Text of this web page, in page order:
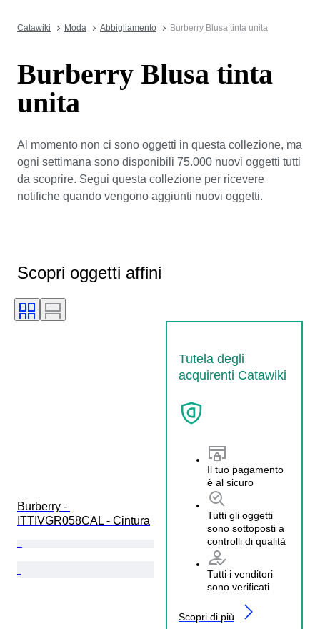
Catawiki Moda Abbigliamento Burberry Blusa tinta unita
Burberry Blusa tinta
unita
Al momento non ci sono oggetti in questa collezione, ma
ogni settimana sono disponibili 75.000 nuovi oggetti tutti
da scoprire. Segui questa collezione per ricevere
notifiche quando vengono aggiunti nuovi oggetti.
Scopri oggetti affini
Tutela degli
acquirenti Catawiki
Il tuo pagamento
è al sicuro
Tutti gli oggetti
sono sottoposti a
controlli di qualità
Tutti i venditori
sono verificati
Scopri di più
Burberry -
ITTIVGR058CAL - Cintura